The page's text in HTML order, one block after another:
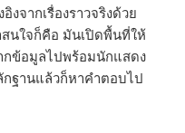
งจากเรื่องราวจริงด้วย
นใจก็คือ มันเปิดพื้นที่ให้
กข้อมูลไปพร้อมนักแสดง
กฐานแล้วก็หาคำตอบไป